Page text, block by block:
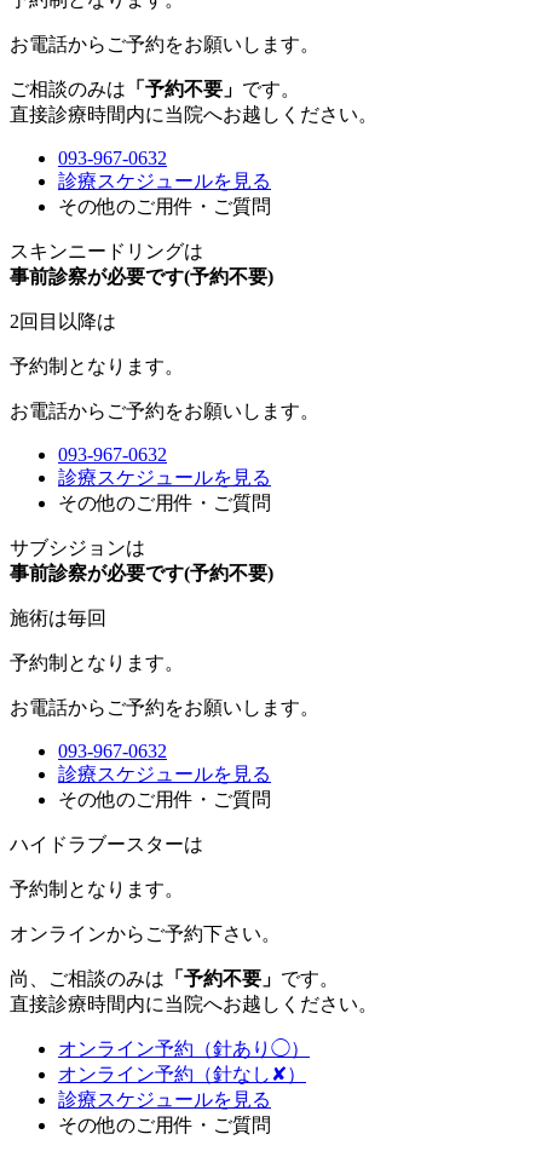
お電話からご予約をお願いします。
ご相談のみは 「予約不要」 です。
直接診療時間内に当院へお越しください。
093-967-0632
診療スケジュールを見る
その他のご用件・ご質問
スキンニードリングは
事前診察が必要です(予約不要)
2回目以降は
予約制 となります。
お電話からご予約をお願いします。
093-967-0632
診療スケジュールを見る
その他のご用件・ご質問
サブシジョンは
事前診察が必要です(予約不要)
施術は毎回
予約制 となります。
お電話からご予約をお願いします。
093-967-0632
診療スケジュールを見る
その他のご用件・ご質問
ハイドラブースターは
予約制 となります。
オンラインからご予約下さい。
尚、ご相談のみは 「予約不要」 です。
直接診療時間内に当院へお越しください。
オンライン予約（針あり◯）
オンライン予約（針なし✘）
診療スケジュールを見る
その他のご用件・ご質問